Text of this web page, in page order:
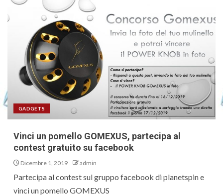
GADGETS
Vinci un pomello GOMEXUS, partecipa al
contest gratuito su facebook
Dicembre 1, 2019 admin
Partecipa al contest sul gruppo facebook di planetspin e
vinci un pomello GOMEXUS